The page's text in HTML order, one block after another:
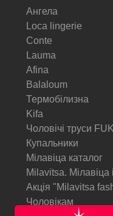
Ангела
Loca lingerie
Conte
Lauma
Afina
Balaloum
Термобілизна
Kifa
Чоловічі труси
Купальники
Мілавіца каталог
Milavitsa. Мілавіца
Акція "Milavitsa
Чоловікам